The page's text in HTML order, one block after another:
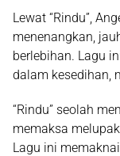
Lewat “Rindu”,
menenangkan,
berlebihan. Lagu
dalam kesedihan,
“Rindu” seolah
memaksa
Lagu ini